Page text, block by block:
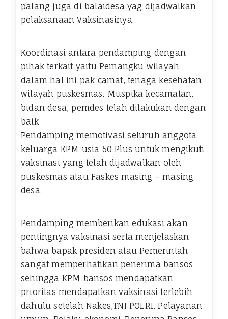
palang juga di balaidesa yag dijadwalkan
pelaksanaan Vaksinasinya.
Koordinasi antara pendamping dengan
pihak terkait yaitu Pemangku wilayah
dalam hal ini pak camat, tenaga kesehatan
wilayah puskesmas, Muspika kecamatan,
bidan desa, pemdes telah dilakukan dengan
baik
Pendamping memotivasi seluruh anggota
keluarga KPM usia 50 Plus untuk mengikuti
vaksinasi yang telah dijadwalkan oleh
puskesmas atau Faskes masing – masing
desa.
Pendamping memberikan edukasi akan
pentingnya vaksinasi serta menjelaskan
bahwa bapak presiden atau Pemerintah
sangat memperhatikan penerima bansos
sehingga KPM bansos mendapatkan
prioritas mendapatkan vaksinasi terlebih
dahulu setelah Nakes,TNI POLRI, Pelayanan